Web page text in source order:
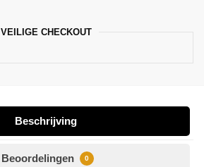
VEILIGE CHECKOUT
Beschrijving
Beoordelingen 0